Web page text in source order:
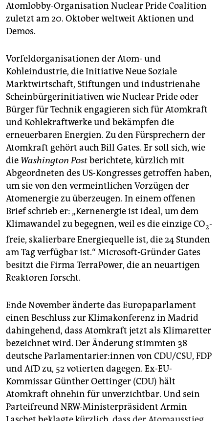
Atomlobby-Organisation Nuclear Pride Coalition
zuletzt am 20. Oktober weltweit Aktionen und
Demos.
Vorfeldorganisationen der Atom- und
Kohleindustrie, die Initiative Neue Soziale
Marktwirtschaft, Stiftungen und industrienahe
Scheinbürgerinitiativen wie Nuclear Pride oder
Bürger für Technik engagieren sich für Atomkraft
und Kohlekraftwerke und bekämpfen die
erneuerbaren Energien. Zu den Fürsprechern der
Atomkraft gehört auch Bill Gates. Er soll sich, wie
die Washington Postberichtete, kürzlich mit
Abgeordneten des US-Kongresses getroffen haben,
um sie von den vermeintlichen Vorzügen der
Atomenergie zu überzeugen. In einem offenen
Brief schrieb er: „Kernenergie ist ideal, um dem
Klimawandel zu begegnen, weil es die einzige CO2-
freie, skalierbare Energiequelle ist, die 24 Stunden
am Tag verfügbar ist.“ Microsoft-Gründer Gates
besitzt die Firma TerraPower, die an neuartigen
Reaktoren forscht.
Ende November änderte das Europaparlament
einen Beschluss zur Klimakonferenz in Madrid
dahingehend, dass Atomkraft jetzt als Klimaretter
bezeichnet wird. Der Änderung stimmten 38
deutsche Parlamentarier:innen von CDU/CSU, FDP
und AfD zu, 52 votierten dagegen. Ex-EU-
Kommissar Günther Oettinger (CDU) hält
Atomkraft ohnehin für unverzichtbar. Und sein
Parteifreund NRW-Ministerpräsident Armin